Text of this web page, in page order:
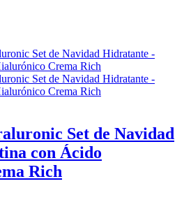
Set de Navidad
con Ácido
Rich